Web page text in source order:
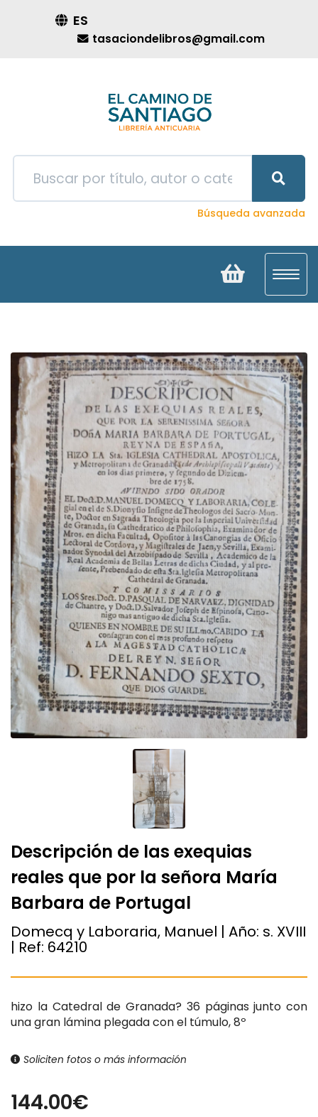
ES
tasaciondelibros@gmail.com
Búsqueda avanzada
Descripción de las exequias
reales que por la señora María
Barbara de Portugal
Domecq y Laboraria, Manuel | Año: s. XVIII
| Ref: 64210
hizo la Catedral de Granada? 36 páginas junto con
una gran lámina plegada con el túmulo, 8º
Soliciten fotos o más información
144.00€